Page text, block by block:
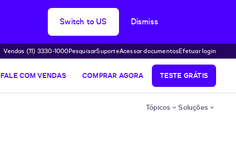
Switch to US Dismiss
Vendas (11) 3330-1000PesquisarSuporteAcessar documentosEfetuar login
FALE COM VENDAS COMPRAR AGORA TESTE GRÁTIS
Tópicos Soluções